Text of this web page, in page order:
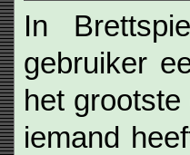
In
gebruiker
het
iemand